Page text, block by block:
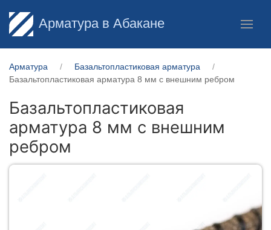
Арматура в Абакане
Арматура
Базальтопластиковая арматура
Базальтопластиковая арматура 8 мм с внешним ребром
Базальтопластиковая
арматура 8 мм с внешним
ребром